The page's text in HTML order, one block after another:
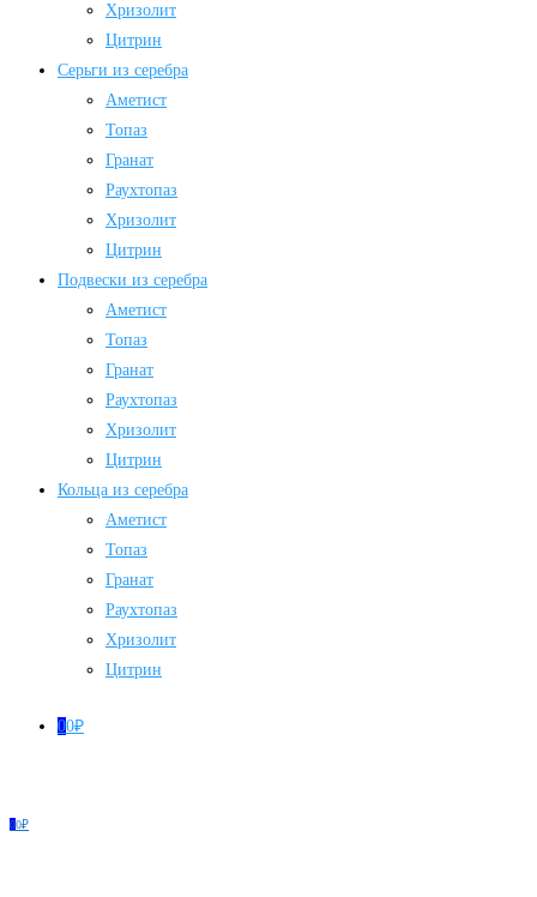
Хризолит
Цитрин
Серьги из серебра
Аметист
Топаз
Гранат
Раухтопаз
Хризолит
Цитрин
Подвески из серебра
Аметист
Топаз
Гранат
Раухтопаз
Хризолит
Цитрин
Кольца из серебра
Аметист
Топаз
Гранат
Раухтопаз
Хризолит
Цитрин
00₽
00₽